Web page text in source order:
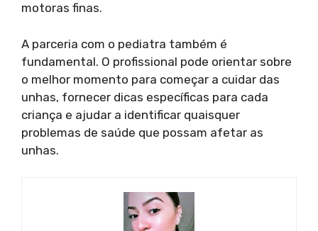
motoras finas.
A parceria com o pediatra também é
fundamental. O profissional pode orientar sobre
o melhor momento para começar a cuidar das
unhas, fornecer dicas específicas para cada
criança e ajudar a identificar quaisquer
problemas de saúde que possam afetar as
unhas.